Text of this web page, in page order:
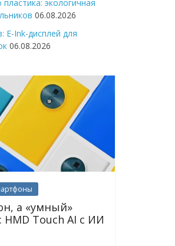
экологичная
06.08.2026
E-Ink-дисплей для
06.08.2026
а «умный»
Touch AI с ИИ